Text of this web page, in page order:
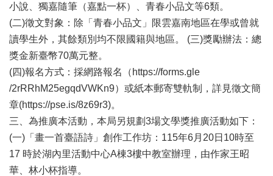
臺
北
藝
文
空
間
歷
年
文
化
節
慶
小說、獨嘉隨筆（嘉點一杯）、青春小品文等6類。
(二)徵文對象：除「青春小品文」限雲嘉南地區在學或曾就
讀學生外，其餘類別均不限國籍與地區。 (三)獎勵辦法：總
獎金新臺幣70萬元整。
(四)報名方式：採網路報名（https://forms.gle
/2rRRhM25egqdVWKn9）或紙本郵寄雙軌制，詳見徵文簡
章(https://pse.is/8z69r3)。
三、為推廣本活動，本局另規劃3場文學獎推廣活動如下：
(一)「畫一首臺語詩」創作工作坊：115年6月20日10時至
17 時於湖內里活動中心A棟3樓中教室辦理，由作家王昭
華、林小杯指導。